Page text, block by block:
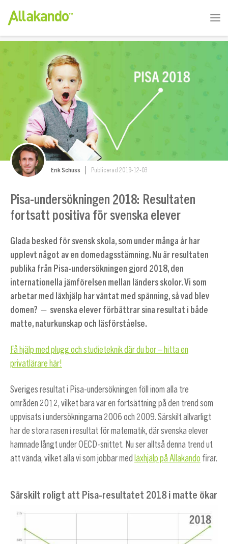
Erik Schuss Publicerad 2019-12-03
Pisa-undersökningen 2018: Resultaten
fortsatt positiva för svenska elever
Glada besked för svensk skola, som under många år har
upplevt något av en domedagsstämning. Nu är resultaten
publika från Pisa-undersökningen gjord 2018, den
internationella jämförelsen mellan länders skolor. Vi som
arbetar med läxhjälp har väntat med spänning, så vad blev
domen? — svenska elever förbättrar sina resultat i både
matte, naturkunskap och läsförståelse.
Få hjälp med plugg och studieteknik där du bor – hitta en
privatlärare här!
Sveriges resultat i Pisa-undersökningen föll inom alla tre
områden 2012, vilket bara var en fortsättning på den trend som
uppvisats i undersökningarna 2006 och 2009. Särskilt allvarligt
har de stora rasen i resultat för matematik, där svenska elever
hamnade långt under OECD-snittet. Nu ser alltså denna trend ut
att vända, vilket alla vi som jobbar med läxhjälp på Allakando firar.
Särskilt roligt att Pisa-resultatet 2018 i matte ökar